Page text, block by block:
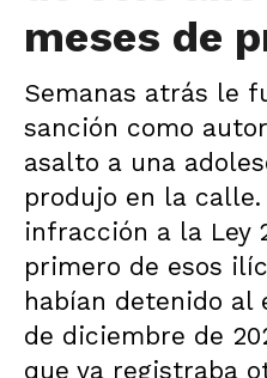
meses de
Semanas atrás le
sanción como
asalto a una
produjo en la
infracción a la Ley
primero de esos
habían detenido al
de diciembre de
que ya registraba